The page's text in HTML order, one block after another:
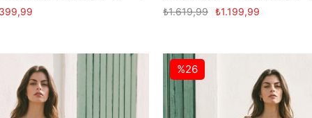
₺1.199,99
₺1.619,99
%26